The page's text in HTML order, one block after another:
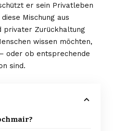
er sein Privatleben
Mischung aus
privater Zurückhaltung
wissen möchten,
oder ob entsprechende
sind.